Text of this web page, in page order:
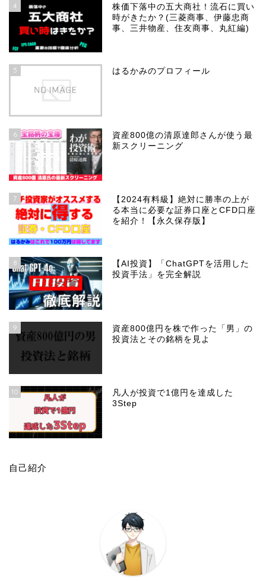
4
株価下落中の五大商社！流石に買い
時がきたか？(三菱商事、伊藤忠商
事、三井物産、住友商事、丸紅編)
5 はるかみのプロフィール
6
資産800億の清原達郎さんが使う最
新スクリーニング
7
【2024有料級】絶対に勝率の上が
る本当に必要な証券口座とCFD口座
を紹介！【永久保存版】
8
【AI投資】「ChatGPTを活用した
投資手法」を完全解説
9
資産800億円を株で作った「男」の
投資法とその銘柄を見よ
10
凡人が投資で1億円を達成した
3Step
自己紹介